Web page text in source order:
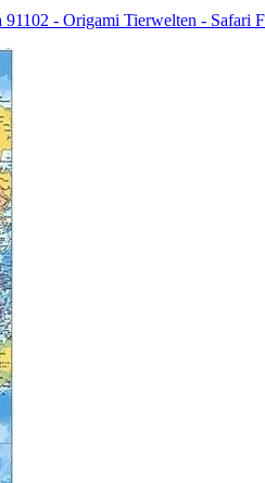
- Origami Tierwelten - Safari